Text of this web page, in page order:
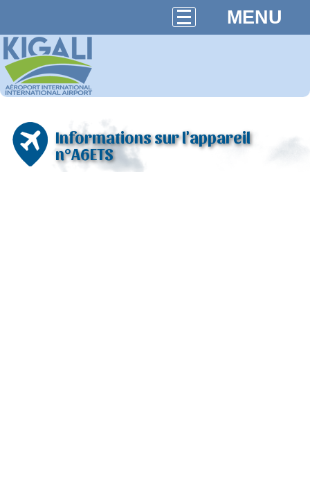
MENU
Informations sur l'appareil
n°A6ETS